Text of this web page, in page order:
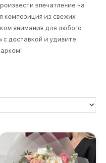
впечатление на
композиция из свежих
внимания для любого
с доставкой и удивите